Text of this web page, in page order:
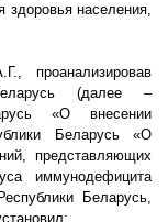
здоровья населения,
проанализировав
(далее –
«О внесении
Беларусь «О
представляющих
иммунодефицита
Беларусь,